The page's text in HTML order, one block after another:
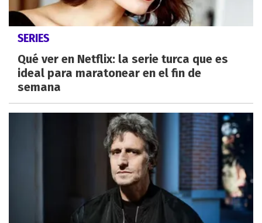
SERIES
Qué ver en Netflix: la serie turca que es
ideal para maratonear en el fin de
semana